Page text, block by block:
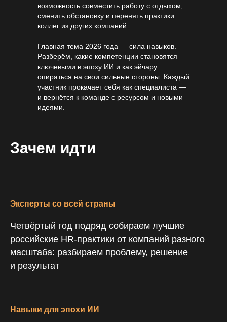
возможность совместить работу с отдыхом,
сменить обстановку и перенять практики
коллег из других компаний.
Главная тема 2026 года — сила навыков.
Разберём, какие компетенции становятся
ключевыми в эпоху ИИ и как эйчару
опираться на свои сильные стороны. Каждый
участник прокачает себя как специалиста —
и вернётся к команде с ресурсом и новыми
идеями.
Зачем идти
Эксперты со всей страны
Четвёртый год подряд собираем лучшие
российские HR-практики от компаний разного
масштаба: разбираем проблему, решение
и результат
Навыки для эпохи ИИ